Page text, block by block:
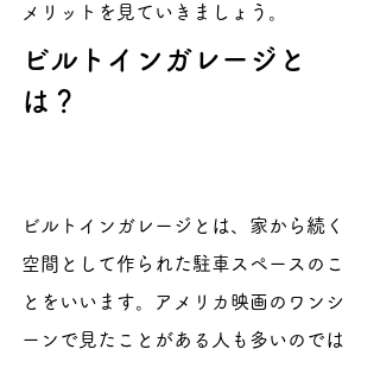
メリットを見ていきましょう。
ビルトインガレージと
は？
ビルトインガレージとは、家から続く
空間として作られた駐車スペースのこ
とをいいます。アメリカ映画のワンシ
ーンで見たことがある人も多いのでは